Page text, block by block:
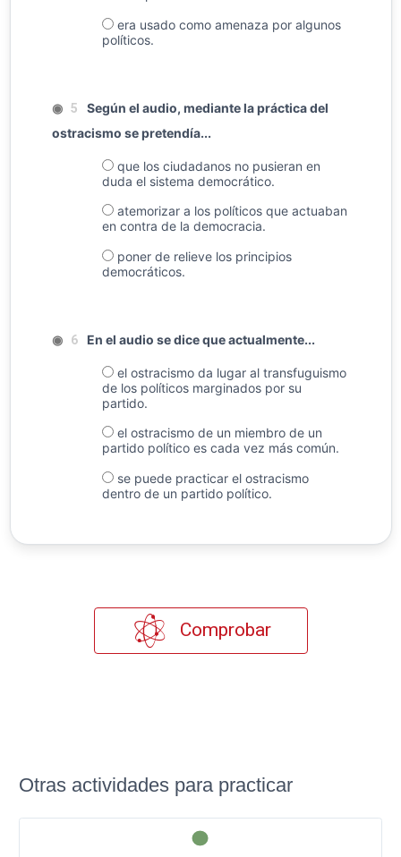
era usado como amenaza por algunos
políticos.
◉ 5
Según el audio, mediante la práctica del
ostracismo se pretendía...
que los ciudadanos no pusieran en
duda el sistema democrático.
atemorizar a los políticos que actuaban
en contra de la democracia.
poner de relieve los principios
democráticos.
◉ 6 En el audio se dice que actualmente...
el ostracismo da lugar al transfuguismo
de los políticos marginados por su
partido.
el ostracismo de un miembro de un
partido político es cada vez más común.
se puede practicar el ostracismo
dentro de un partido político.
Comprobar
Otras actividades para practicar